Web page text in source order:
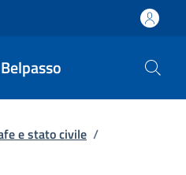
e stato civile /